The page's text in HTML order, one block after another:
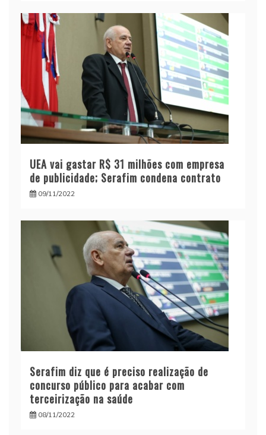
UEA vai gastar R$ 31 milhões com empresa
de publicidade; Serafim condena contrato
09/11/2022
Serafim diz que é preciso realização de
concurso público para acabar com
terceirização na saúde
08/11/2022